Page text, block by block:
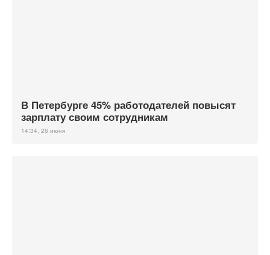
В Петербурге 45% работодателей повысят
зарплату своим сотрудникам
14:34, 26 июня